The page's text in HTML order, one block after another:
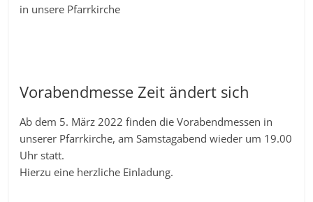
in unsere Pfarrkirche
Vorabendmesse Zeit ändert sich
Ab dem 5. März 2022 finden die Vorabendmessen in
unserer Pfarrkirche, am Samstagabend wieder um 19.00
Uhr statt.
Hierzu eine herzliche Einladung.